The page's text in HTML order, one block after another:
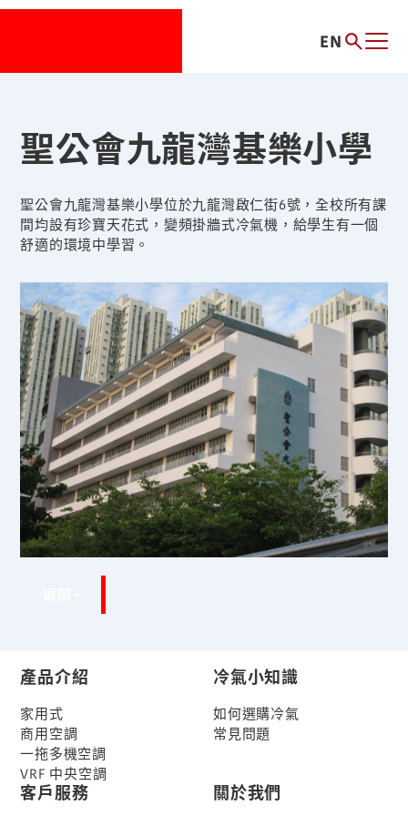
EN
聖公會九龍灣基樂小學
聖公會九龍灣基樂小學位於九龍灣啟仁街6號，全校所有課
間均設有珍寶天花式，變頻掛牆式冷氣機，給學生有一個
舒適的環境中學習。
產品介紹
家用式
商用空調
一拖多機空調
VRF 中央空調
冷氣小知識
如何選購冷氣
常見問題
客戶服務 關於我們